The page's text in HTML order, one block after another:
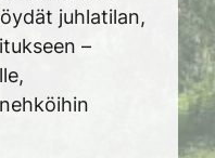
juhlatilan,
–